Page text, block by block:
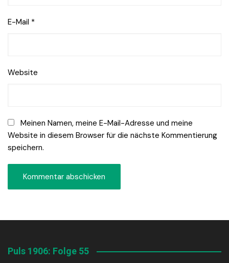
E-Mail *
Website
Meinen Namen, meine E-Mail-Adresse und meine
Website in diesem Browser für die nächste Kommentierung
speichern.
Puls 1906: Folge 55